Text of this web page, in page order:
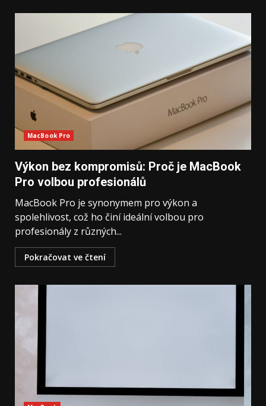
MacBook Pro
Výkon bez kompromisů: Proč je MacBook
Pro volbou profesionálů
MacBook Pro je synonymem pro výkon a
spolehlivost, což ho činí ideální volbou pro
profesionály z různých...
Pokračovat ve čtení